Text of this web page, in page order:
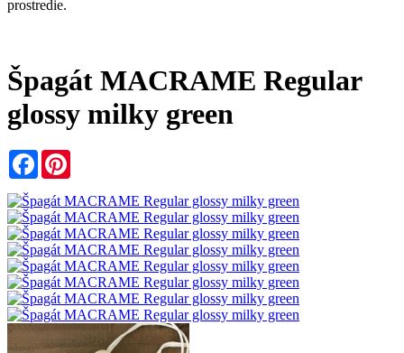
prostredie.
Špagát MACRAME Regular
glossy milky green
Facebook